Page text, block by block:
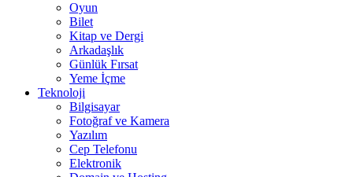
Oyun
Bilet
Kitap ve Dergi
Arkadaşlık
Günlük Fırsat
Yeme İçme
Teknoloji
Bilgisayar
Fotoğraf ve Kamera
Yazılım
Cep Telefonu
Elektronik